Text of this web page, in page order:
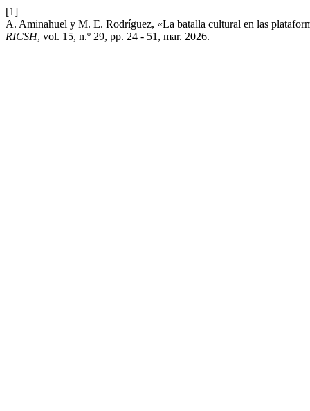
[1]
A. Aminahuel y M. E. Rodríguez, «La batalla cultural en las
RICSH, vol. 15, n.º 29, pp. 24 - 51, mar. 2026.